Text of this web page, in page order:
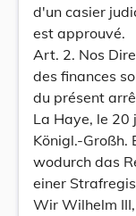
d'un casier
est approuvé.
Art. 2. Nos
des finances
du présent
La Haye, le 20
Königl.-Großh.
wodurch das
einer
Wir Wilhelm